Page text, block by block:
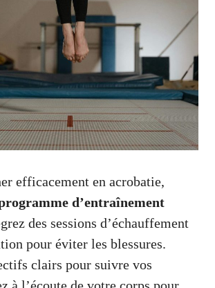
efficacement en acrobatie,
d’entraînement
des sessions d’échauffement
pour éviter les blessures.
clairs pour suivre vos